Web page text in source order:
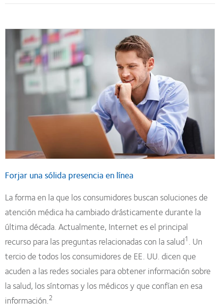
Forjar una sólida presencia en línea
La forma en la que los consumidores buscan soluciones de
atención médica ha cambiado drásticamente durante la
última década. Actualmente, Internet es el principal
recurso para las preguntas relacionadas con la salud1. Un
tercio de todos los consumidores de EE. UU. dicen que
acuden a las redes sociales para obtener información sobre
la salud, los síntomas y los médicos y que confían en esa
información.2